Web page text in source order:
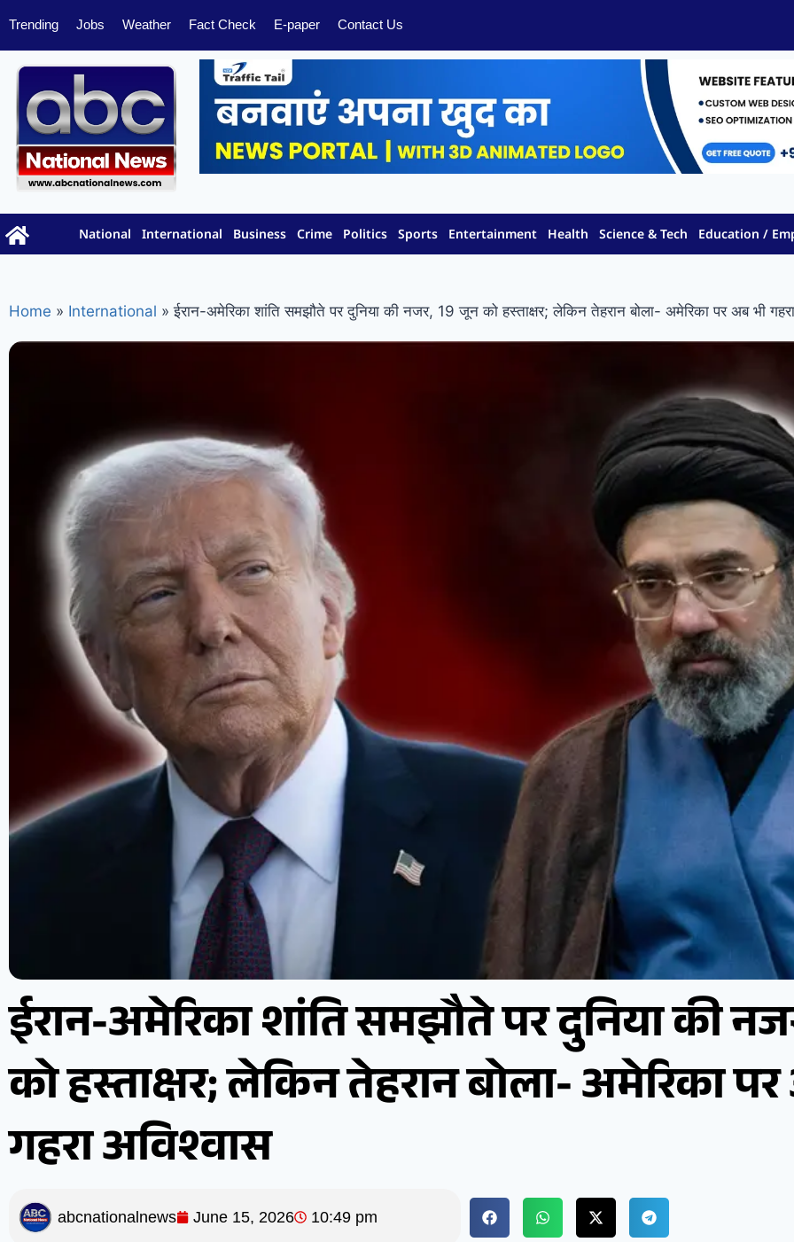
Trending Jobs Weather Fact Check E-paper Contact Us
National International Business Crime Politics Sports Entertainment Health Science & Tech Education /
Home » International » ईरान-अमेरिका शांति समझौते पर दुनिया की नजर, 19 जून को हस्ताक्षर; लेकिन तेहरान बोला- अमेरिका पर अब भी
ईरान-अमेरिका शांति समझौते पर दुनिया की
को हस्ताक्षर; लेकिन तेहरान बोला- अमेरिका
गहरा अविश्वास
abcnationalnews June 15, 2026 10:49 pm